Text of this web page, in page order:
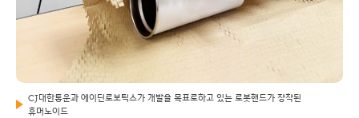
CJ대한통운과 에이딘로보틱스가 개발을 목표로하고 있는 로봇핸드가 장착된
휴머노이드